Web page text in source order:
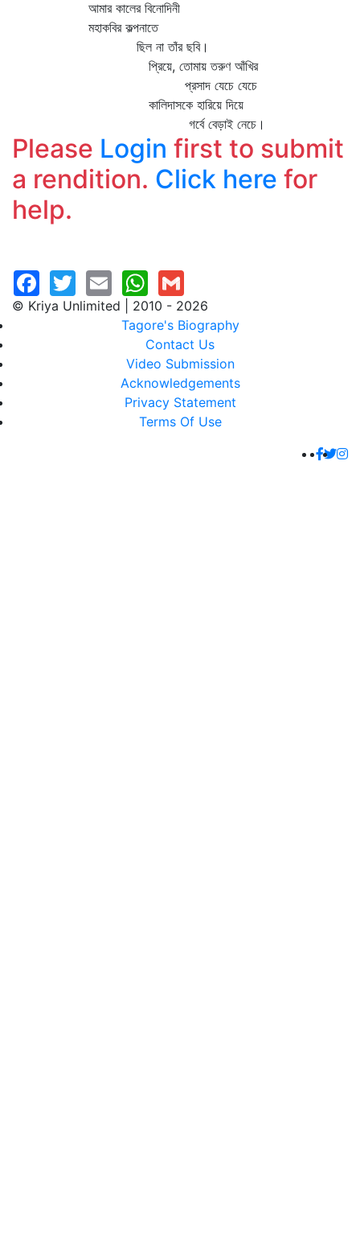
আমার কালের বিনোদিনী
মহাকবির কল্পনাতে
ছিল না তাঁর ছবি।
প্রিয়ে, তোমায় তরুণ আঁখির
প্রসাদ যেচে যেচে
কালিদাসকে হারিয়ে দিয়ে
গর্বে বেড়াই নেচে।
Please Login first to submit
a rendition. Click here for
help.
© Kriya Unlimited | 2010 - 2026
Tagore's Biography
Contact Us
Video Submission
Acknowledgements
Privacy Statement
Terms Of Use